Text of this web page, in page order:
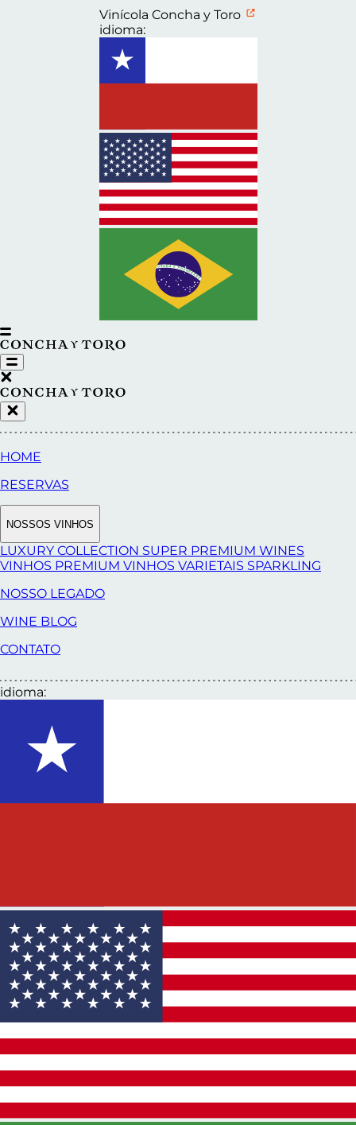
Vinícola Concha y Toro
idioma:
HOME
RESERVAS
NOSSOS VINHOS
LUXURY COLLECTION SUPER PREMIUM WINES
VINHOS PREMIUM VINHOS VARIETAIS SPARKLING
NOSSO LEGADO
WINE BLOG
CONTATO
idioma: